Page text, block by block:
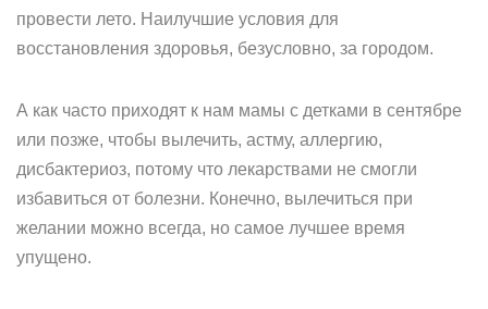
провести лето. Наилучшие условия для
восстановления здоровья, безусловно, за городом.
А как часто приходят к нам мамы с детками в сентябре
или позже, чтобы вылечить, астму, аллергию,
дисбактериоз, потому что лекарствами не смогли
избавиться от болезни. Конечно, вылечиться при
желании можно всегда, но самое лучшее время
упущено.